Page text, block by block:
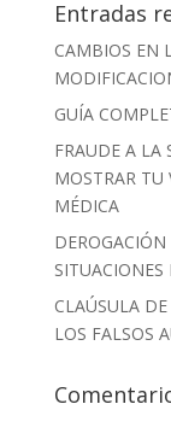
Entradas
CAMBIOS EN
GUÍA
FRAUDE A LA
MOSTRAR TU
MÉDICA
CLAÚSULA
LOS FALSOS